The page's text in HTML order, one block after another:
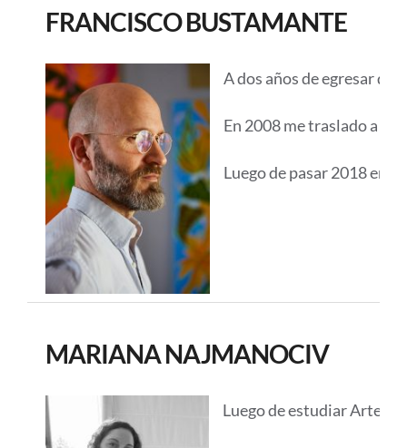
FRANCISCO BUSTAMANTE
A dos años de egresar
En 2008 me traslado a
Luego de pasar 2018 en
MARIANA NAJMANOCIV
Luego de estudiar Artes